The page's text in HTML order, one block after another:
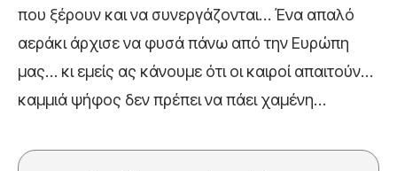
που ξέρουν και να συνεργάζονται… Ένα απαλό
αεράκι άρχισε να φυσά πάνω από την Ευρώπη
μας… κι εμείς ας κάνουμε ότι οι καιροί απαιτούν…
καμμιά ψήφος δεν πρέπει να πάει χαμένη…